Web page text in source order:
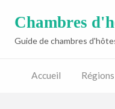
Chambres
Guide de chambres
Accueil